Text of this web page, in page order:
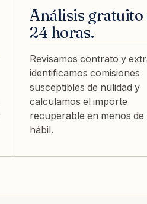
Análisis gratuito
24 horas.
Revisamos contrato y
identificamos comisiones
susceptibles de nulidad y
calculamos el importe
recuperable en menos de
hábil.